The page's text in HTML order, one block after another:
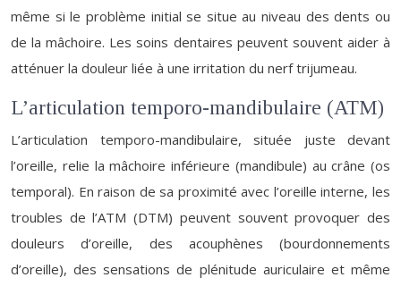
même si le problème initial se situe au niveau des dents ou
de la mâchoire. Les soins dentaires peuvent souvent aider à
atténuer la douleur liée à une irritation du nerf trijumeau.
L’articulation temporo-mandibulaire (ATM)
L’articulation temporo-mandibulaire, située juste devant
l’oreille, relie la mâchoire inférieure (mandibule) au crâne (os
temporal). En raison de sa proximité avec l’oreille interne, les
troubles de l’ATM (DTM) peuvent souvent provoquer des
douleurs d’oreille, des acouphènes (bourdonnements
d’oreille), des sensations de plénitude auriculaire et même